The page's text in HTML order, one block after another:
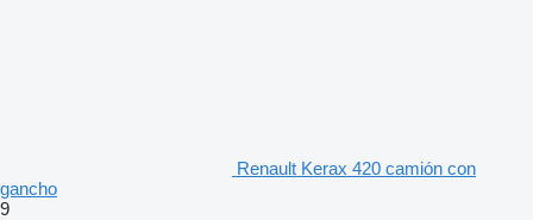
Renault Kerax 420 camión con
gancho
9